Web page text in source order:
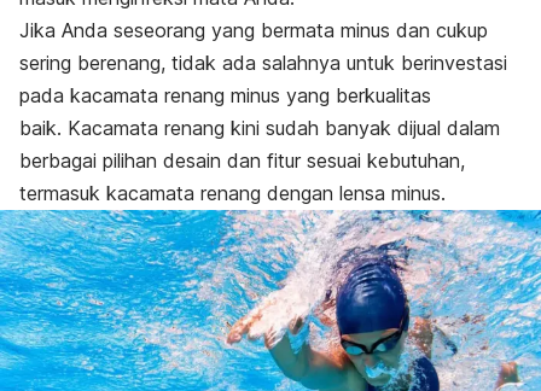
Jika Anda seseorang yang bermata minus dan cukup
sering berenang, tidak ada salahnya untuk berinvestasi
pada kacamata renang minus yang berkualitas
baik. Kacamata renang kini sudah banyak dijual dalam
berbagai pilihan desain dan fitur sesuai kebutuhan,
termasuk kacamata renang dengan lensa minus.